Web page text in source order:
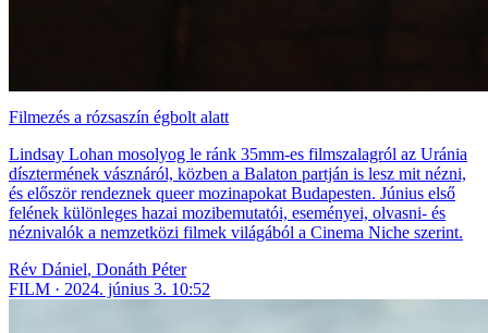
Filmezés a rózsaszín égbolt alatt
Lindsay Lohan mosolyog le ránk 35mm-es filmszalagról az Uránia
dísztermének vásznáról, közben a Balaton partján is lesz mit nézni,
és először rendeznek queer mozinapokat Budapesten. Június első
felének különleges hazai mozibemutatói, eseményei, olvasni- és
néznivalók a nemzetközi filmek világából a Cinema Niche szerint.
Rév Dániel, Donáth Péter
FILM
2024. június 3. 10:52